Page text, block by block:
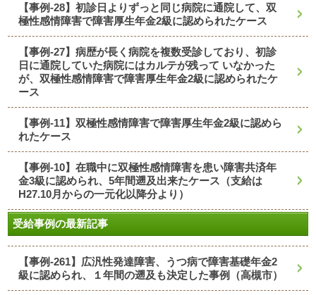
【事例-28】初診日よりずっと同じ病院に通院して、双
極性感情障害で障害厚生年金2級に認められたケース
【事例-27】病歴が長く病院を複数受診しており、初診
日に通院していた病院にはカルテが残って いなかった
が、双極性感情障害で障害厚生年金2級に認められたケ
ース
【事例-11】双極性感情障害で障害厚生年金2級に認めら
れたケース
【事例-10】在職中に双極性感情障害を患い障害共済年
金3級に認められ、5年間遡及出来たケース（支給は
H27.10月からの一元化以降分より）
受給事例の最新記事
【事例-261】広汎性発達障害、うつ病で障害基礎年金2
級に認められ、１年間の遡及も決定した事例（高槻市）